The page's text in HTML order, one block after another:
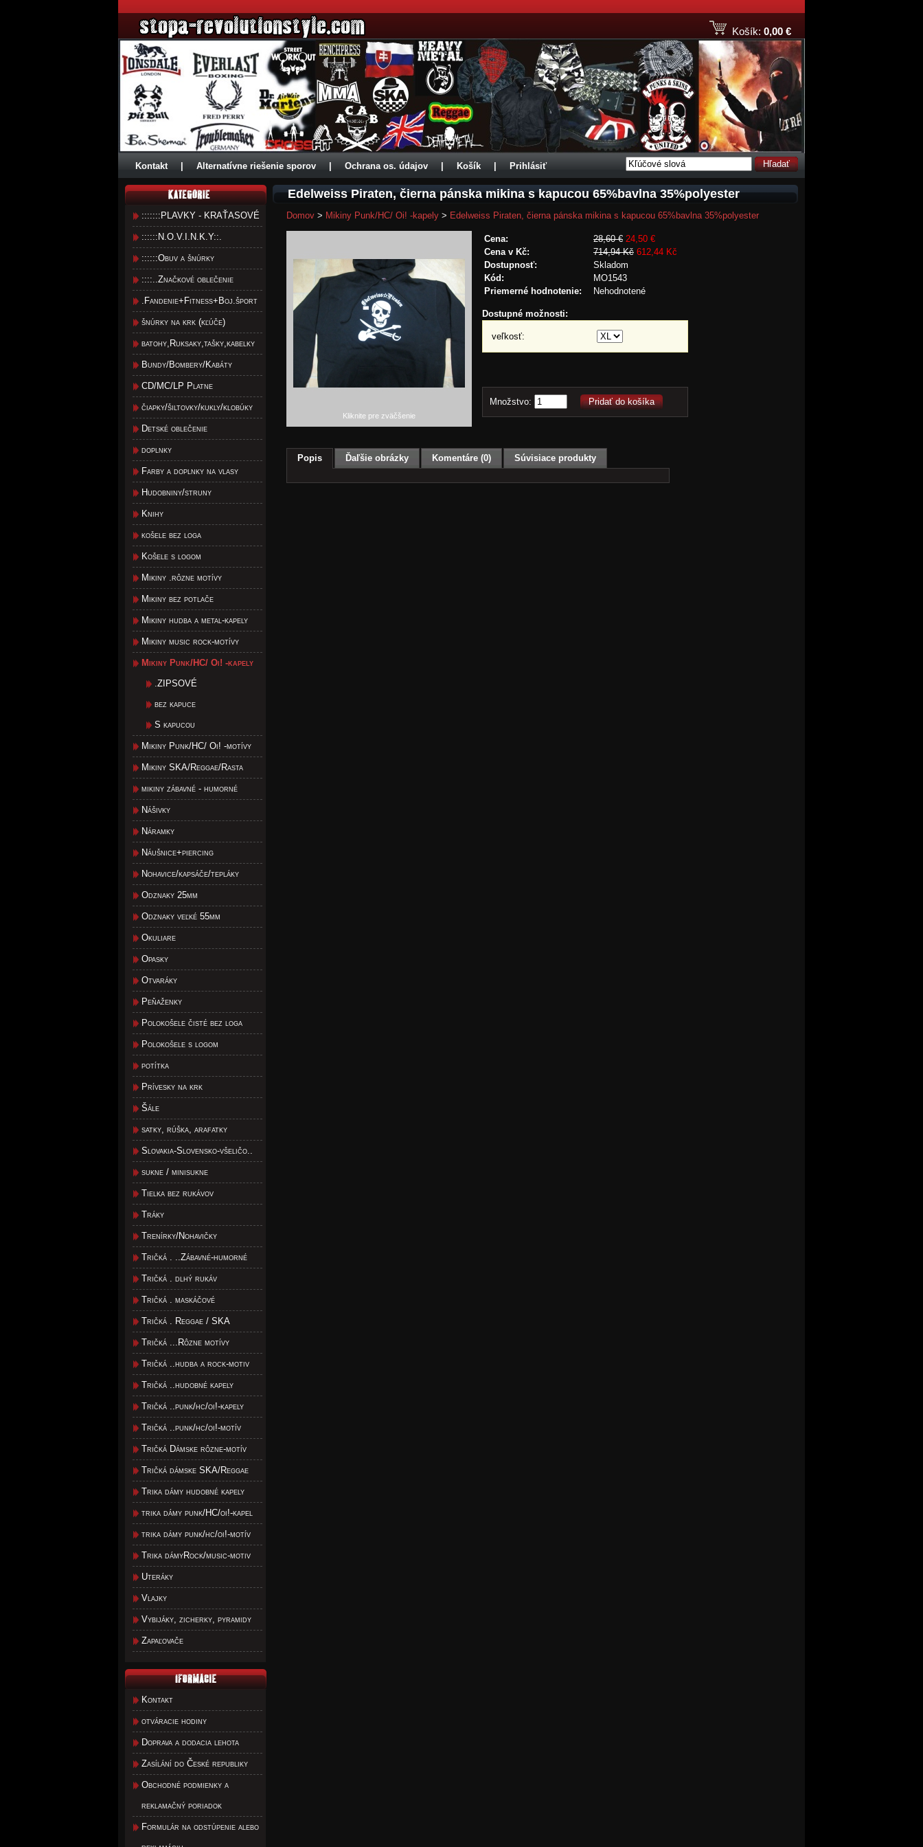
Košík: 0,00 €
Kontakt Alternatívne riešenie sporov Ochrana os. údajov Košík Prihlásiť Hľadať
:::::::PLAVKY - KRAŤASOVÉ
::::::N.O.V.I.N.K.Y::.
::::::Obuv a šnúrky
::::..Značkové oblečenie
.Fandenie+Fitness+Boj.šport
šnúrky na krk (kľúče)
batohy,Ruksaky,tašky,kabelky
Bundy/Bombery/Kabáty
CD/MC/LP Platne
čiapky/šiltovky/kukly/klobúky
Detské oblečenie
doplnky
Farby a doplnky na vlasy
Hudobniny/struny
Knihy
košele bez loga
Košele s logom
Mikiny .rôzne motívy
Mikiny bez potlače
Mikiny hudba a metal-kapely
Mikiny music rock-motívy
Mikiny Punk/HC/ Oi! -kapely
.ZIPSOVÉ
bez kapuce
S kapucou
Mikiny Punk/HC/ Oi! -motívy
Mikiny SKA/Reggae/Rasta
mikiny zábavné - humorné
Nášivky
Náramky
Náušnice+piercing
Nohavice/kapsáče/tepláky
Odznaky 25mm
Odznaky veľké 55mm
Okuliare
Opasky
Otvaráky
Peňaženky
Polokošele čisté bez loga
Polokošele s logom
potítka
Prívesky na krk
Šále
satky, rúška, arafatky
Slovakia-Slovensko-všeličo..
sukne / minisukne
Tielka bez rukávov
Tráky
Trenírky/Nohavičky
Tričká . ..Zábavné-humorné
Tričká . dlhý rukáv
Tričká . maskáčové
Tričká . Reggae / SKA
Tričká ...Rôzne motívy
Tričká ..hudba a rock-motiv
Tričká ..hudobné kapely
Tričká ..punk/hc/oi!-kapely
Tričká ..punk/hc/oi!-motív
Tričká Dámske rôzne-motív
Tričká dámske SKA/Reggae
Trika dámy hudobné kapely
trika dámy punk/HC/oi!-kapel
trika dámy punk/hc/oi!-motív
Trika dámyRock/music-motiv
Uteráky
Vlajky
Vybijáky, zicherky, pyramidy
Zapaľovače
Kontakt
otváracie hodiny
Doprava a dodacia lehota
Zasílání do České republiky
Obchodné podmienky a
reklamačný poriadok
Formulár na odstúpenie alebo
Edelweiss Piraten, čierna pánska mikina s kapucou 65%bavlna 35%polyester
Domov > Mikiny Punk/HC/ Oi! -kapely > Edelweiss Piraten, čierna pánska mikina s kapucou 65%bavlna 35%polyester
Kliknite pre zväčšenie
Cena: 28,60 € 24,50 €
Cena v Kč:
714,94 Kč 612,44 Kč
Dostupnosť:
Skladom
Kód:
MO1543
Priemerné hodnotenie:
Nehodnotené
Dostupné možnosti:
veľkosť:
Množstvo: Pridať do košíka
Popis Ďaľšie obrázky Komentáre (0) Súvisiace produkty